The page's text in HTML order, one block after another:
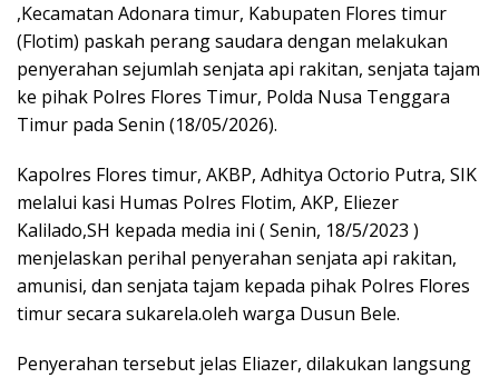
,Kecamatan Adonara timur, Kabupaten Flores timur
(Flotim) paskah perang saudara dengan melakukan
penyerahan sejumlah senjata api rakitan, senjata tajam
ke pihak Polres Flores Timur, Polda Nusa Tenggara
Timur pada Senin (18/05/2026).
Kapolres Flores timur, AKBP, Adhitya Octorio Putra, SIK
melalui kasi Humas Polres Flotim, AKP, Eliezer
Kalilado,SH kepada media ini ( Senin, 18/5/2023 )
menjelaskan perihal penyerahan senjata api rakitan,
amunisi, dan senjata tajam kepada pihak Polres Flores
timur secara sukarela.oleh warga Dusun Bele.
Penyerahan tersebut jelas Eliazer, dilakukan langsung